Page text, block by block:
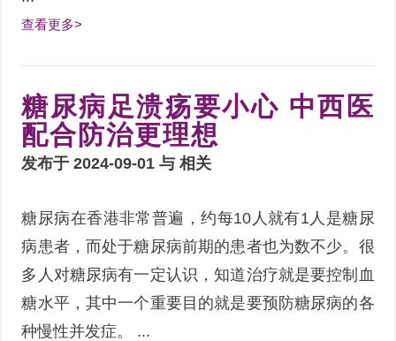
查看更多>
糖尿病足溃疡要小心 中西医
配合防治更理想
发布于 2024-09-01 与相关
糖尿病在香港非常普遍，约每10人就有1人是糖尿
病患者，而处于糖尿病前期的患者也为数不少。很
多人对糖尿病有一定认识，知道治疗就是要控制血
糖水平，其中一个重要目的就是要预防糖尿病的各
种慢性并发症。 ...